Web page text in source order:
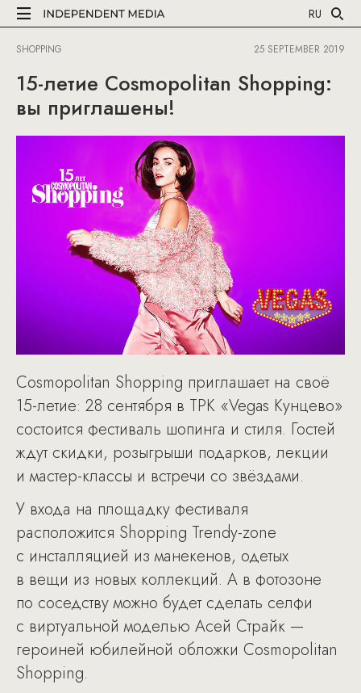
RU
SHOPPING 25 SEPTEMBER 2019
15-летие Cosmopolitan Shopping:
вы приглашены!
Cosmopolitan Shopping приглашает на своё
15-летие: 28 сентября в ТРК «Vegas Кунцево»
состоится фестиваль шопинга и стиля. Гостей
ждут скидки, розыгрыши подарков, лекции
и мастер-классы и встречи со звёздами.
У входа на площадку фестиваля
расположится Shopping Trendy-zone
с инсталляцией из манекенов, одетых
в вещи из новых коллекций. А в фотозоне
по соседству можно будет сделать селфи
с виртуальной моделью Асей Страйк —
героиней юбилейной обложки Сosmopolitan
Shopping.